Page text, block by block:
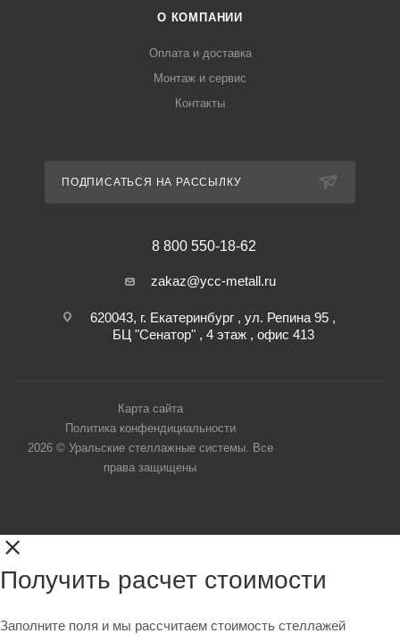
О КОМПАНИИ
Оплата и доставка
Монтаж и сервис
Контакты
ПОДПИСАТЬСЯ НА РАССЫЛКУ
8 800 550-18-62
zakaz@ycc-metall.ru
620043, г. Екатеринбург , ул. Репина 95 ,
БЦ "Сенатор" , 4 этаж , офис 413
Карта сайта
Политика конфендициальности
2026 © Уральские стеллажные системы. Все
права защищены
Получить расчет стоимости
Заполните поля и мы рассчитаем стоимость стеллажей